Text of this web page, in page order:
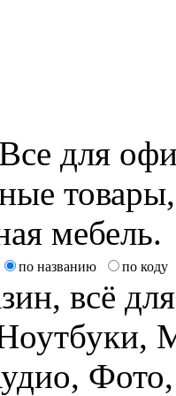
для
мебель.
по названию по коду
всё